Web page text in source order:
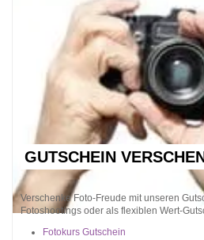
GUTSCHEIN
Verschenke Foto-Freude mit unseren
Fotoshootings oder als flexiblen Wert-
Fotokurs Gutschein